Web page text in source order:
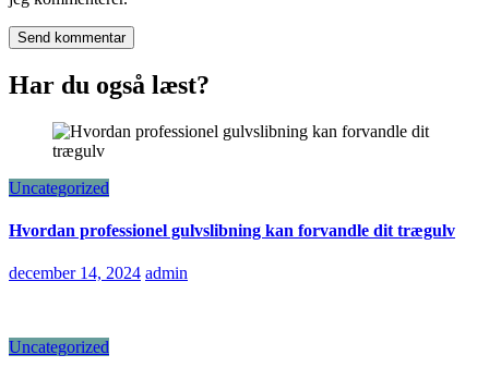
Har du også læst?
Uncategorized
Hvordan professionel gulvslibning kan forvandle dit trægulv
december 14, 2024 admin
Uncategorized